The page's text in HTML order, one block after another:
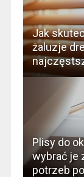
Jak
żaluzje
Plisy do
wybrać je
potrzeb